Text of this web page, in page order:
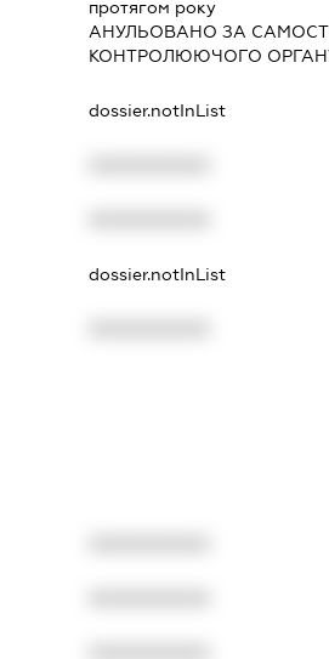
протягом року
АНУЛЬОВАНО ЗА
КОНТРОЛЮЮЧОГО
dossier.notInList
dossier.notInList